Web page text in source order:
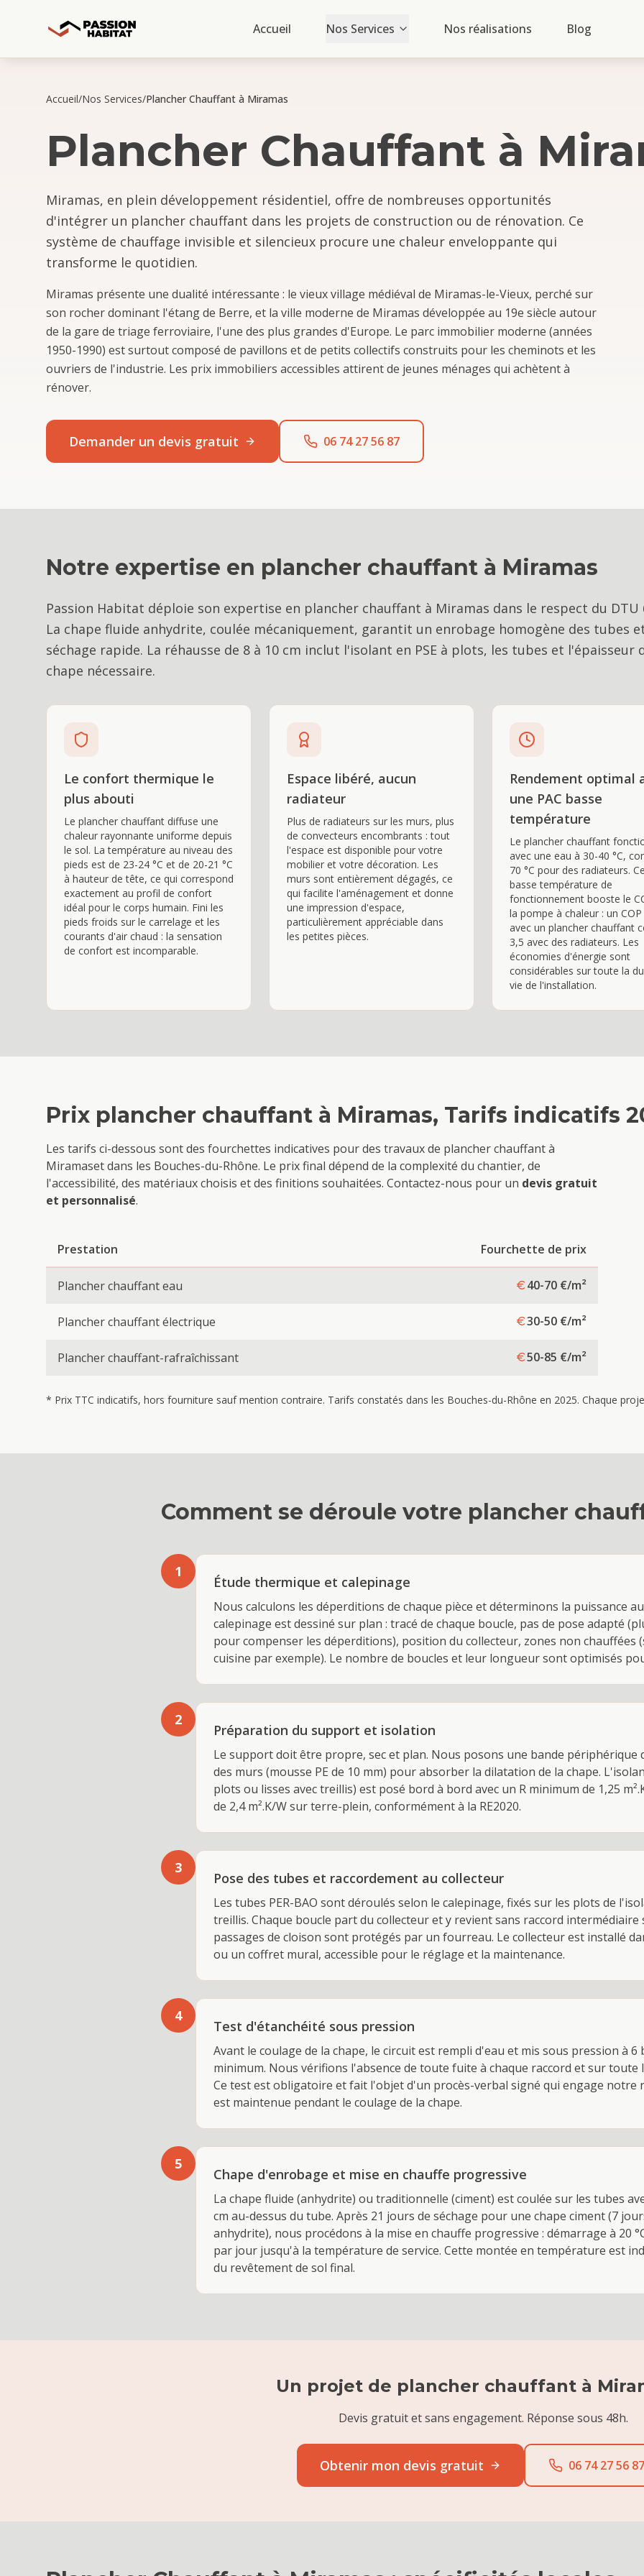
Accueil Nos Services Nos réalisations Blog
Accueil/Nos Services/Plancher Chauffant à Miramas
Plancher Chauffant à
Miramas, en plein développement résidentiel, offre de nombreuses opportunités
d'intégrer un plancher chauffant dans les projets de construction ou de rénovation. Ce
système de chauffage invisible et silencieux procure une chaleur enveloppante qui
transforme le quotidien.
Miramas présente une dualité intéressante : le vieux village médiéval de Miramas-le-Vieux, perché sur
son rocher dominant l'étang de Berre, et la ville moderne de Miramas développée au 19e siècle autour
de la gare de triage ferroviaire, l'une des plus grandes d'Europe. Le parc immobilier moderne (années
1950-1990) est surtout composé de pavillons et de petits collectifs construits pour les cheminots et les
ouvriers de l'industrie. Les prix immobiliers accessibles attirent de jeunes ménages qui achètent à
rénover.
Demander un devis gratuit 06 74 27 56 87
Notre expertise en plancher chauffant à Miramas
Passion Habitat déploie son expertise en plancher chauffant à Miramas dans le respect du DTU
La chape fluide anhydrite, coulée mécaniquement, garantit un enrobage homogène des tubes
séchage rapide. La réhausse de 8 à 10 cm inclut l'isolant en PSE à plots, les tubes et l'épaisseur
chape nécessaire.
Le confort thermique le
plus abouti
Le plancher chauffant diffuse une
chaleur rayonnante uniforme depuis
le sol. La température au niveau des
pieds est de 23-24 °C et de 20-21 °C
à hauteur de tête, ce qui correspond
exactement au profil de confort
idéal pour le corps humain. Fini les
pieds froids sur le carrelage et les
courants d'air chaud : la sensation
de confort est incomparable.
Espace libéré, aucun
radiateur
Plus de radiateurs sur les murs, plus
de convecteurs encombrants : tout
l'espace est disponible pour votre
mobilier et votre décoration. Les
murs sont entièrement dégagés, ce
qui facilite l'aménagement et donne
une impression d'espace,
particulièrement appréciable dans
les petites pièces.
Rendement optimal
une PAC basse
température
Le plancher chauffant
avec une eau à 30-40 °C,
70 °C pour des radiateurs.
basse température de
fonctionnement booste le
la pompe à chaleur : un COP
avec un plancher chauffant
3,5 avec des radiateurs. Les
économies d'énergie sont
considérables sur toute la
vie de l'installation.
Prix plancher chauffant à Miramas, Tarifs indicatifs
Les tarifs ci-dessous sont des fourchettes indicatives pour des travaux de plancher chauffantà
Miramaset dans les Bouches-du-Rhône. Le prix final dépend de la complexité du chantier, de
l'accessibilité, des matériaux choisis et des finitions souhaitées. Contactez-nous pour un devis gratuit
et personnalisé.
Prestation Fourchette de prix
Plancher chauffant eau 40-70 €/m²
Plancher chauffant électrique 30-50 €/m²
Plancher chauffant-rafraîchissant 50-85 €/m²
* Prix TTC indicatifs, hors fourniture sauf mention contraire. Tarifs constatés dans les Bouches-du-Rhône en 2025. Chaque
Comment se déroule votre plancher
1
Étude thermique et calepinage
Nous calculons les déperditions de chaque pièce et déterminons la puissance
calepinage est dessiné sur plan : tracé de chaque boucle, pas de pose adapté
pour compenser les déperditions), position du collecteur, zones non chauffées
cuisine par exemple). Le nombre de boucles et leur longueur sont optimisés
2
Préparation du support et isolation
Le support doit être propre, sec et plan. Nous posons une bande périphérique
des murs (mousse PE de 10 mm) pour absorber la dilatation de la chape.
plots ou lisses avec treillis) est posé bord à bord avec un R minimum de 1,25
de 2,4 m².K/W sur terre-plein, conformément à la RE2020.
3
Pose des tubes et raccordement au collecteur
Les tubes PER-BAO sont déroulés selon le calepinage, fixés sur les plots de
treillis. Chaque boucle part du collecteur et y revient sans raccord intermédiaire
passages de cloison sont protégés par un fourreau. Le collecteur est installé
ou un coffret mural, accessible pour le réglage et la maintenance.
4
Test d'étanchéité sous pression
Avant le coulage de la chape, le circuit est rempli d'eau et mis sous pression à
minimum. Nous vérifions l'absence de toute fuite à chaque raccord et sur toute
Ce test est obligatoire et fait l'objet d'un procès-verbal signé qui engage notre
est maintenue pendant le coulage de la chape.
5
Chape d'enrobage et mise en chauffe progressive
La chape fluide (anhydrite) ou traditionnelle (ciment) est coulée sur les tubes
cm au-dessus du tube. Après 21 jours de séchage pour une chape ciment (7
anhydrite), nous procédons à la mise en chauffe progressive : démarrage à 20
par jour jusqu'à la température de service. Cette montée en température est
du revêtement de sol final.
Un projet de plancher chauffant à
Devis gratuit et sans engagement. Réponse sous 48h.
Obtenir mon devis gratuit 06 74 27 56 87